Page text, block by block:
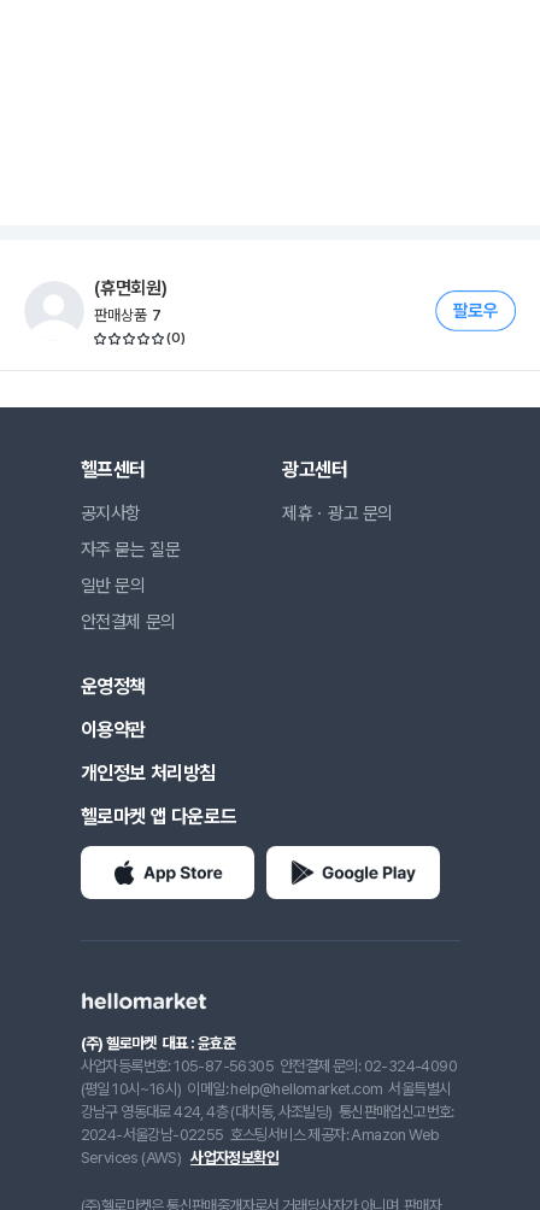
(휴면회원)
판매상품 7
(0)
헬프센터
공지사항
자주 묻는 질문
일반 문의
안전결제 문의
광고센터
제휴ㆍ광고 문의
운영정책
이용약관
개인정보 처리방침
헬로마켓 앱 다운로드
(주) 헬로마켓 대표 : 윤효준
사업자등록번호: 105-87-56305 안전결제 문의: 02-324-4090
(평일 10시~16시) 이메일: help@hellomarket.com 서울특별시
강남구 영동대로 424, 4층 (대치동, 사조빌딩) 통신판매업신고번호:
2024-서울강남-02255 호스팅서비스 제공자: Amazon Web
Services (AWS) 사업자정보확인
(주)헬로마켓은 통신판매중개자로서 거래당사자가 아니며, 판매자